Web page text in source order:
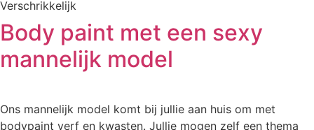
Verschrikkelijk
Body paint met een sexy
mannelijk model
Ons mannelijk model komt bij jullie aan huis om met
bodypaint verf en kwasten. Jullie mogen zelf een thema